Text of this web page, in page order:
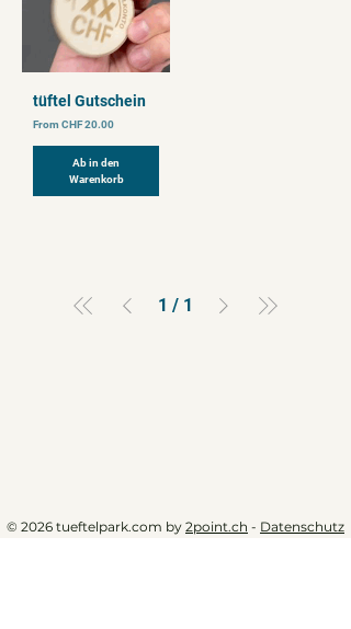
tüftel Gutschein
Price
From CHF 20.00
Ab in den
Warenkorb
1 / 1
© 2026 tueftelpark.com by 2point.ch - Datenschutz